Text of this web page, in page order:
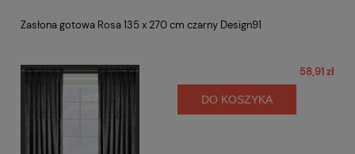
Zasłona gotowa Rosa 135 x 270 cm czarny Design91
58,91 zł
DO KOSZYKA